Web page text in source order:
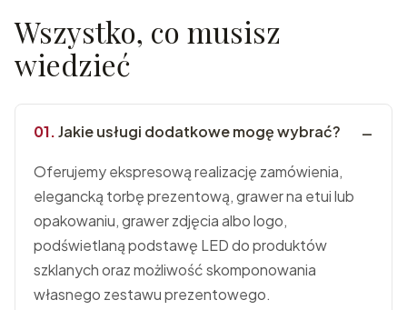
Wszystko, co musisz
wiedzieć
Jakie usługi dodatkowe mogę wybrać?
Oferujemy ekspresową realizację zamówienia,
elegancką torbę prezentową, grawer na etui lub
opakowaniu, grawer zdjęcia albo logo,
podświetlaną podstawę LED do produktów
szklanych oraz możliwość skomponowania
własnego zestawu prezentowego.